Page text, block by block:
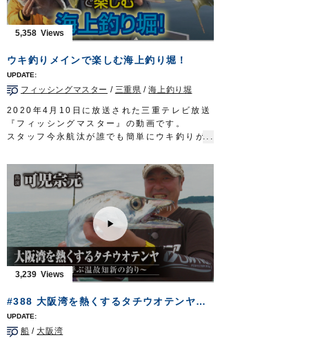
勝負の行方や、如何に…
タックル
竿：ライトジギング用ロッド 5ft10in
メインライン：PE 2号
リーダー：フロロ 12号
オモリ：80号
テンヤ：
喰わせ剛サビキ W胴打仕掛
7-12号
放送日 2019年10月27日
OWNERMOVIE
http://ownertv.jp/
オーナーばりwebsite
5,358
ウキ釣りメインで楽しむ海上釣り堀！
フィッシングマスター / 三重県 /海上釣り堀
2020年4月10日に放送された三重テレビ放送
『フィッシングマスター』の動画です。
スタッフ今永航汰が誰でも簡単にウキ釣りが
ダイ」「セット一発つり堀のませ仕掛」を使
って、釣り堀のマダイやシマアジ、ヒラマ
サ、カンパチ、イシガキダイなどを攻略しま
す。
■取材協力…南伊勢町/海上釣り堀辨屋様
フィッシングマスター 三重テレビ放送 毎
週金曜日 23時～23時15分
http://creativeoffice-chie.com/
OWNERMOVIEhttp://ownertv.jp/
オーナーばりwebsite
3,239
#388 大阪湾を熱くするタチウオテンヤ～ドラゴンを呼ぶ温故知新の釣り～
船 / 大阪湾